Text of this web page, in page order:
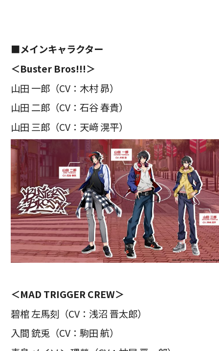
■メインキャラクター
＜Buster Bros!!!＞
山田 一郎（CV：木村 昴）
山田 二郎（CV：石谷 春貴）
山田 三郎（CV：天﨑 滉平）
＜MAD TRIGGER CREW＞
碧棺 左馬刻（CV：浅沼 晋太郎）
入間 銃兎（CV：駒田 航）